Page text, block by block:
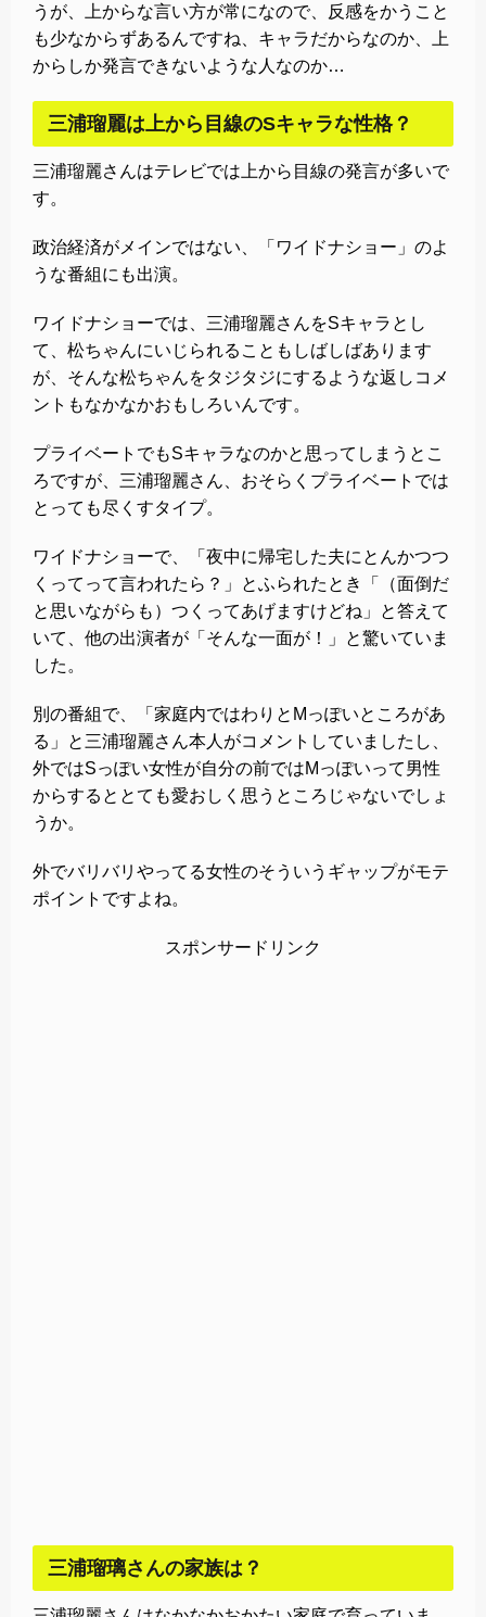
うが、上からな言い方が常になので、反感をかうこと
も少なからずあるんですね、キャラだからなのか、上
からしか発言できないような人なのか…
三浦瑠麗は上から目線のSキャラな性格？
三浦瑠麗さんはテレビでは上から目線の発言が多いで
す。
政治経済がメインではない、「ワイドナショー」のよ
うな番組にも出演。
ワイドナショーでは、三浦瑠麗さんをSキャラとし
て、松ちゃんにいじられることもしばしばあります
が、そんな松ちゃんをタジタジにするような返しコメ
ントもなかなかおもしろいんです。
プライベートでもSキャラなのかと思ってしまうとこ
ろですが、三浦瑠麗さん、おそらくプライベートでは
とっても尽くすタイプ。
ワイドナショーで、「夜中に帰宅した夫にとんかつつ
くってって言われたら？」とふられたとき「（面倒だ
と思いながらも）つくってあげますけどね」と答えて
いて、他の出演者が「そんな一面が！」と驚いていま
した。
別の番組で、「家庭内ではわりとMっぽいところがあ
る」と三浦瑠麗さん本人がコメントしていましたし、
外ではSっぽい女性が自分の前ではMっぽいって男性
からするととても愛おしく思うところじゃないでしょ
うか。
外でバリバリやってる女性のそういうギャップがモテ
ポイントですよね。
スポンサードリンク
三浦瑠璃さんの家族は？